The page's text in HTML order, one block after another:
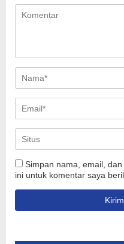
Simpan nama, email,
ini untuk komentar saya